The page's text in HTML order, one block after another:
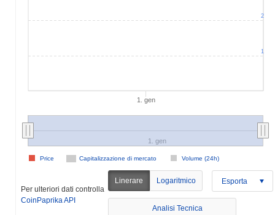
1. gen
Capitalizzazione di mercato Volume (24h)
Price
1. gen
1
2
Per ulteriori dati controlla
CoinPaprika API
Linerare Logaritmico Esporta
Analisi Tecnica